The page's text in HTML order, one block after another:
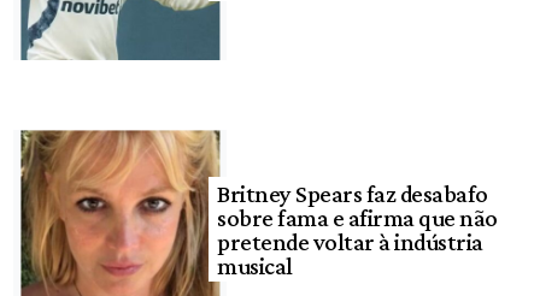
Britney Spears faz desabafo
sobre fama e afirma que não
pretende voltar à indústria
musical